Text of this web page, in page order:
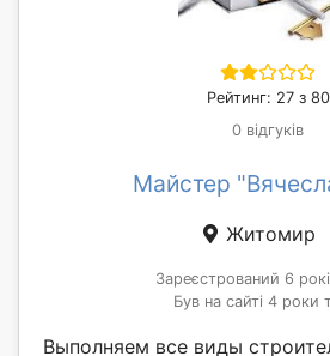
Рейтинг: 27 з 80
0 відгуків
Майстер
Житомир
Зареєстрований 6
Був на сайті 4 роки
Выполняем все виды